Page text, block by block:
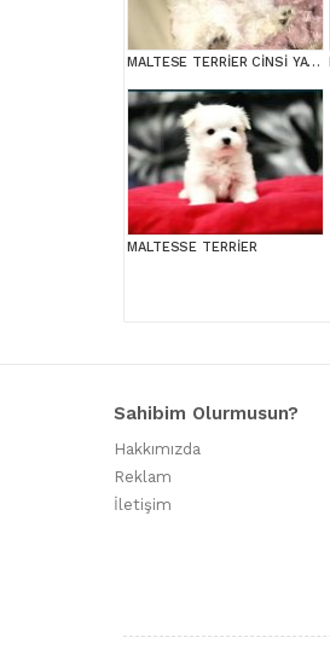
MALTESE TERRİER CİNSİ YAVRULAR
MALTESSE TERRİER
Sahibim Olurmusun?
Hakkımızda
Reklam
İletişim